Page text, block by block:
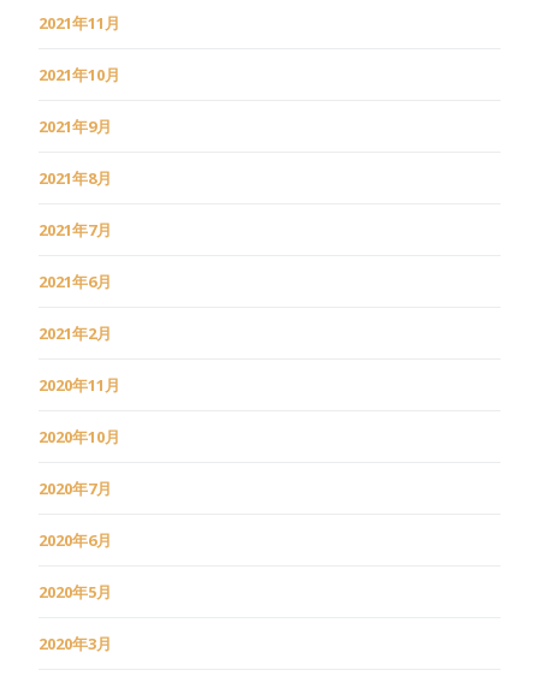
2021年11月
2021年10月
2021年9月
2021年8月
2021年7月
2021年6月
2021年2月
2020年11月
2020年10月
2020年7月
2020年6月
2020年5月
2020年3月